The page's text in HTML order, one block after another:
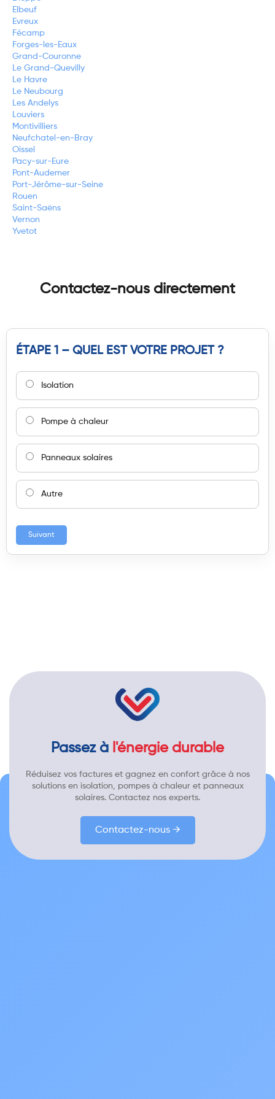
Elbeuf
Evreux
Fécamp
Forges-les-Eaux
Grand-Couronne
Le Grand-Quevilly
Le Havre
Le Neubourg
Les Andelys
Louviers
Montivilliers
Neufchatel-en-Bray
Oissel
Pacy-sur-Eure
Pont-Audemer
Port-Jérôme-sur-Seine
Rouen
Saint-Saëns
Vernon
Yvetot
Contactez-nous directement
ÉTAPE 1 – QUEL EST VOTRE PROJET ?
Isolation
Pompe à chaleur
Panneaux solaires
Autre
Suivant
Passez à l'énergie durable
Réduisez vos factures et gagnez en confort grâce à nos
solutions en isolation, pompes à chaleur et panneaux
solaires. Contactez nos experts.
Contactez-nous →